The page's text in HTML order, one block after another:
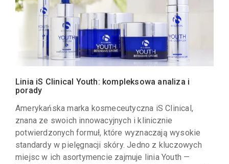
Linia iS Clinical Youth: kompleksowa analiza i
porady
Amerykańska marka kosmeceutyczna iS Clinical,
znana ze swoich innowacyjnych i klinicznie
potwierdzonych formuł, które wyznaczają wysokie
standardy w pielęgnacji skóry. Jedno z kluczowych
miejsc w ich asortymencie zajmuje linia Youth —